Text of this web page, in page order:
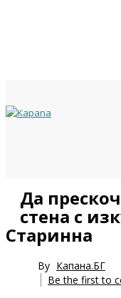
Да
стена с
Старинна
By Капана.БГ
Be the first to
Year
Month
Year
Month